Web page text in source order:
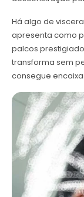
Há algo de
apresenta como
palcos
transforma sem
consegue